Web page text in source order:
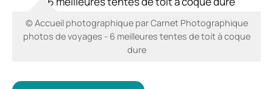
© Accueil photographique par Carnet Photographique
photos de voyages - 6 meilleures tentes de toit à coque
dure